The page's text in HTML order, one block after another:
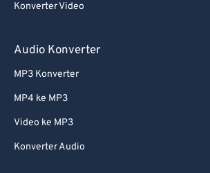
Konverter Video
Audio Konverter
MP3 Konverter
MP4 ke MP3
Video ke MP3
Konverter Audio